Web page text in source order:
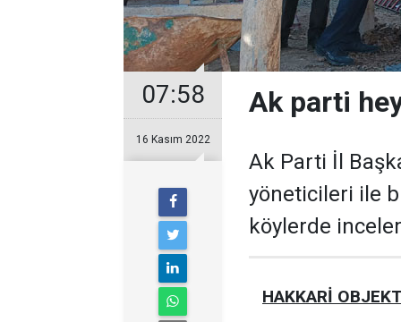
07:58
16 Kasım 2022
Ak parti
Ak Parti İl
yöneticileri ile
köylerde
HAKKARİ